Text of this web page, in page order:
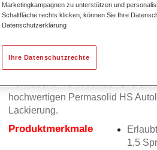
Permasolid HS Mischlack 275
hochwertigen Permasolid HS
Lackierung.
Produktmerkmale
1,5
Marketingkampagnen zu unterstützen und
Schaltfläche rechts klicken, können Sie Ihre
Datenschutzerklärung
Ihre Datenschutzrechte